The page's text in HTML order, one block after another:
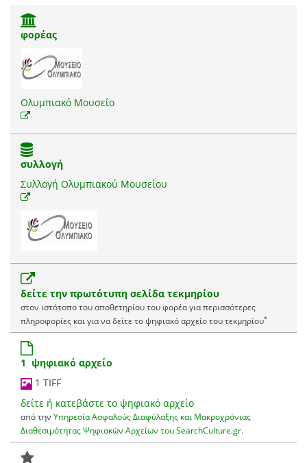
φορέας
Ολυμπιακό Μουσείο
συλλογή
Συλλογή Ολυμπιακού Μουσείου
δείτε την πρωτότυπη σελίδα τεκμηρίου
στον ιστότοπο του αποθετηρίου του φορέα για περισσότερες
πληροφορίες και για να δείτε το ψηφιακό αρχείο του τεκμηρίου*
1 ψηφιακό αρχείο
1 TIFF
δείτε ή κατεβάστε το ψηφιακό αρχείο
από την Υπηρεσία Ασφαλούς Διαφύλαξης και Μακροχρόνιας
Διαθεσιμότητας Ψηφιακών Αρχείων του SearchCulture.gr.